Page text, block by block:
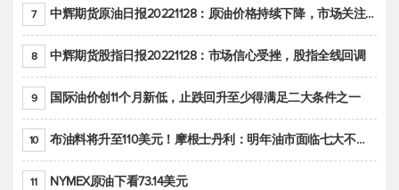
7 中辉期货原油日报20221128：原油价格持续下降，市场关注OPEC+新一轮产能政策
8 中辉期货股指日报20221128：市场信心受挫，股指全线回调
9 国际油价创11个月新低，止跌回升至少得满足二大条件之一
10 布油料将升至110美元！摩根士丹利：明年油市面临七大不确定性
11 NYMEX原油下看73.14美元